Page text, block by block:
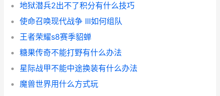
地狱潜兵2出不了积分有什么技巧
使命召唤现代战争 III如何组队
王者荣耀s8赛季貂蝉
糖果传奇不能打野有什么办法
星际战甲不能中途换装有什么办法
魔兽世界用什么方式玩